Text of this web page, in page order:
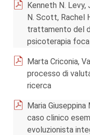
Kenneth N. Levy,
N. Scott, Rachel
trattamento del
psicoterapia
Marta Criconia,
processo di
ricerca
Maria
caso clinico
evoluzionista